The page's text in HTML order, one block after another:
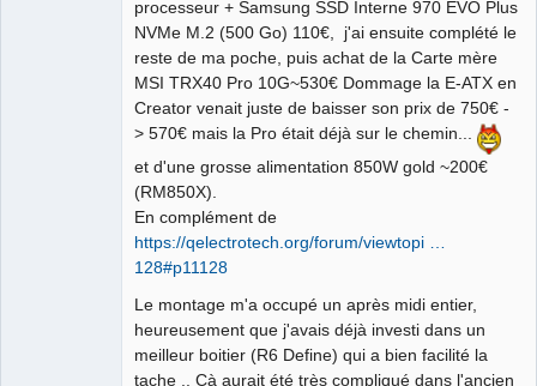
processeur + Samsung SSD Interne 970 EVO Plus
NVMe M.2 (500 Go) 110€, j'ai ensuite complété le
reste de ma poche, puis achat de la Carte mère
MSI TRX40 Pro 10G~530€ Dommage la E-ATX en
Creator venait juste de baisser son prix de 750€ -
> 570€ mais la Pro était déjà sur le chemin...
et d'une grosse alimentation 850W gold ~200€
(RM850X).
En complément de
https://qelectrotech.org/forum/viewtopi …
128#p11128
Le montage m'a occupé un après midi entier,
heureusement que j'avais déjà investi dans un
meilleur boitier (R6 Define) qui a bien facilité la
tache .. Çà aurait été très compliqué dans l'ancien